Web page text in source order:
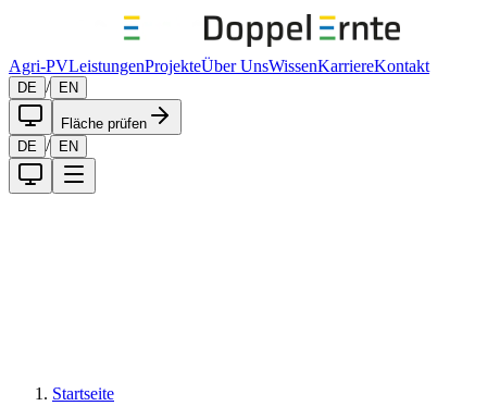
Agri-PVLeistungenProjekteÜber UnsWissenKarriereKontakt
DE / EN
Fläche prüfen
DE / EN
Startseite